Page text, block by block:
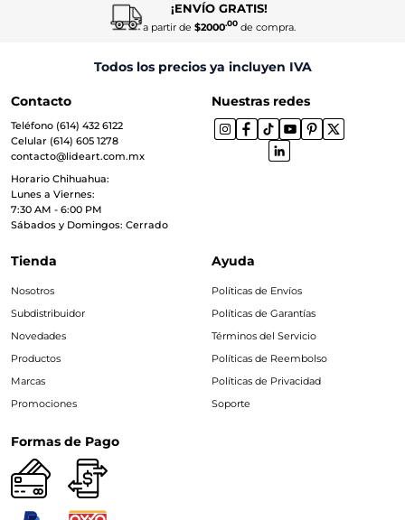
¡ENVÍO GRATIS!
a partir de $2000.00de compra.
Todos los precios ya incluyen IVA
Contacto
Teléfono (614) 432 6122
Celular (614) 605 1278
contacto@lideart.com.mx
Horario Chihuahua:
Lunes a Viernes:
7:30 AM - 6:00 PM
Sábados y Domingos: Cerrado
Nuestras redes
Tienda
Nosotros
Subdistribuidor
Novedades
Productos
Marcas
Promociones
Ayuda
Políticas de Envíos
Políticas de Garantías
Términos del Servicio
Políticas de Reembolso
Políticas de Privacidad
Soporte
Formas de Pago